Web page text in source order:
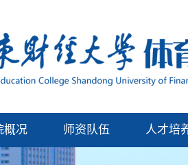
概况 师资队伍 人才培